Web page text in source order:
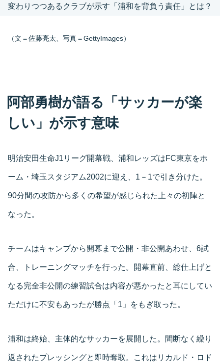
変わりつつあるクラブが示す「浦和を背負う責任」とは？
（文＝佐藤亮太、写真＝GettyImages）
阿部勇樹が語る「サッカーが楽
しい」が示す意味
明治安田生命J1リーグ開幕戦、浦和レッズはFC東京をホ
ーム・埼玉スタジアム2002に迎え、1－1で引き分けた。
90分間の攻防から多くの希望が感じられた上々の初陣と
なった。
チームはキャンプから開幕まで公開・非公開あわせ、6試
合、トレーニングマッチを行った。開幕直前、総仕上げと
なる完全非公開の練習試合は内容が悪かったと耳にしてい
ただけに不安もあったが勝点「1」をもぎ取った。
浦和は終始、主体的なサッカーを展開した。間断なく繰り
返されたプレッシングと即時奪取。これはリカルド・ロド